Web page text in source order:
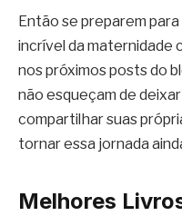
Então se preparem
incrível da maternidade
nos próximos posts do
não esqueçam de
compartilhar suas
tornar essa jornada
Melhores